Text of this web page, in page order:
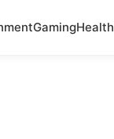
GamingHealth